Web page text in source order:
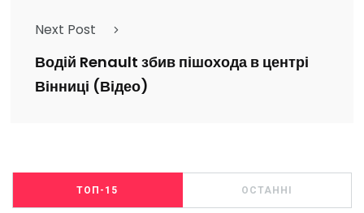
Next Post
Водій Renault збив пішохода в центрі
Вінниці (Відео)
ТОП-15 ОСТАННІ